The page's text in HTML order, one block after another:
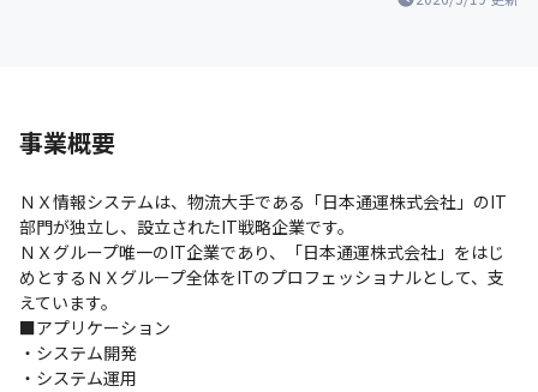
事業概要
ＮＸ情報システムは、物流大手である「日本通運株式会社」のIT
部門が独立し、設立されたIT戦略企業です。
ＮＸグループ唯一のIT企業であり、「日本通運株式会社」をはじ
めとするＮＸグループ全体をITのプロフェッショナルとして、支
えています。
■アプリケーション
・システム開発
・システム運用